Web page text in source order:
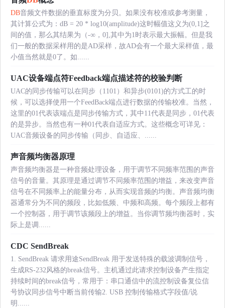
DB音频文件数据的垂直标度为分贝。如果没有校准或参考测量，
其计算公式为：dB = 20 * log10(amplitude)这时幅值这义为(0,1]之
间的值，那么其结果为（-∞，0],其中为1时表示最大振幅。但是我
们一般的数据采样用的是AD采样，故AD会有一个最大采样值，最
小值当然就是0了。如......
UAC设备端点符Feedback端点描述符的校验判断
UAC的同步传输可以在同步（1101）和异步(0101)的方式工的时
候，可以选择使用一个FeedBack端点进行数据的传输校准。当然，
这里的01代表该端点是同步传输方式，其中11代表是同步，01代表
的是异步。当然也有一种01代表自适应方式。这些概念可详见：
UAC音频设备的同步传输（同步、自适应、......
声音频均衡器原理
声音频均衡器是一种音频处理设备，用于调节不同频率范围的声音
信号的音量。其原理是通过调节不同频率范围的增益，来改变声音
信号在不同频率上的能量分布，从而实现音频的均衡。声音频均衡
器通常分为不同的频段，比如低频、中频和高频。每个频段上都有
一个控制器，用于调节该频段上的增益。当你调节频均衡器时，实
际上是调......
CDC SendBreak
1. SendBreak 请求用途SendBreak 用于发送特殊的载波调制信号，
生成RS-232风格的break信号。主机通过此请求控制设备产生指定
持续时间的break信号，常用于：串口通信中的流控制设备复位信
号协议同步信号中断当前传输2. USB 控制传输格式字段值/说
明......